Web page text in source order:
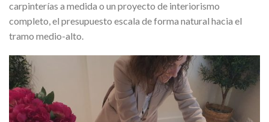
carpinterías a medida o un proyecto de interiorismo
completo, el presupuesto escala de forma natural hacia el
tramo medio-alto.